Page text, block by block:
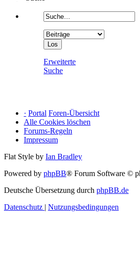
Erweiterte
Suche
· Portal Foren-Übersicht
Alle Cookies löschen
Forums-Regeln
Impressum
Flat Style by Ian Bradley
Powered by phpBB® Forum Software ©
Deutsche Übersetzung durch phpBB.de
Datenschutz | Nutzungsbedingungen